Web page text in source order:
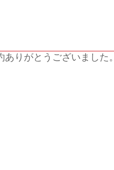
りがとうございました。